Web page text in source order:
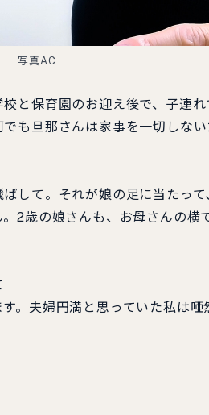
写真AC
保育園のお迎え後で、子連れ
も旦那さんは家事を一切しな
て。それが娘の足に当たって
2歳の娘さんも、お母さんの横
夫婦円満と思っていた私は唖